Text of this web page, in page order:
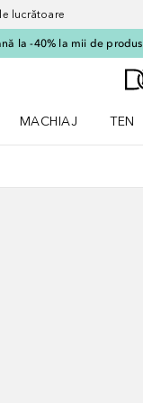
lucrătoare
la -40% la mii de
MACHIAJ
TEN